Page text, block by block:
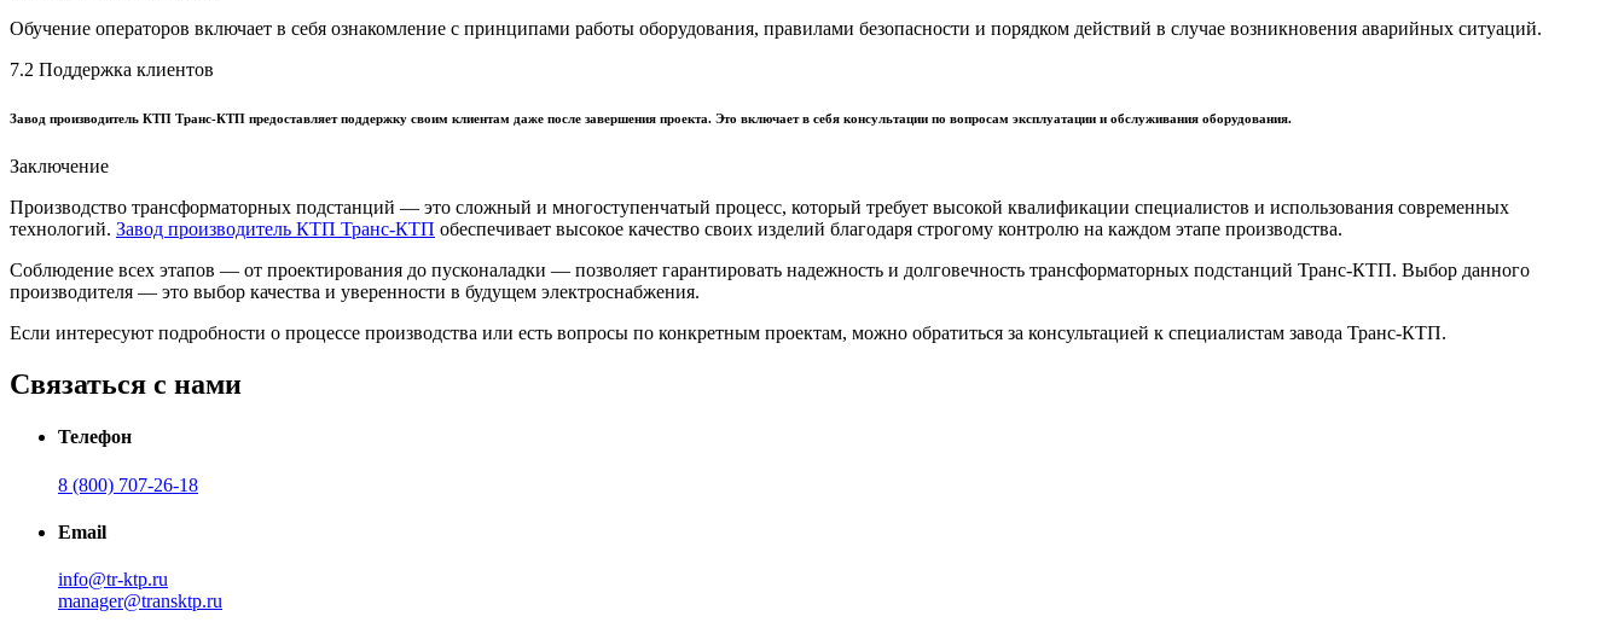
Обучение операторов включает в себя ознакомление с принципами работы оборудования, правилами безопасности и порядком действий в случае возникновения аварийных ситуаций.
7.2 Поддержка клиентов
Завод производитель КТП Транс-КТП предоставляет поддержку своим клиентам даже после завершения проекта. Это включает в себя консультации по вопросам эксплуатации и обслуживания оборудования.
Заключение
Производство трансформаторных подстанций — это сложный и многоступенчатый процесс, который требует высокой квалификации специалистов и использования современных
технологий. Завод производитель КТП Транс-КТП обеспечивает высокое качество своих изделий благодаря строгому контролю на каждом этапе производства.
Соблюдение всех этапов — от проектирования до пусконаладки — позволяет гарантировать надежность и долговечность трансформаторных подстанций Транс-КТП. Выбор данного
производителя — это выбор качества и уверенности в будущем электроснабжения.
Если интересуют подробности о процессе производства или есть вопросы по конкретным проектам, можно обратиться за консультацией к специалистам завода Транс-КТП.
Связаться с нами
Телефон
8 (800) 707-26-18
Email
info@tr-ktp.ru
manager@transktp.ru